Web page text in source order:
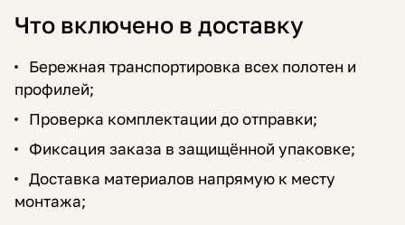
Что включено в доставку
Бережная транспортировка всех полотен и
профилей;
Проверка комплектации до отправки;
Фиксация заказа в защищённой упаковке;
Доставка материалов напрямую к месту
монтажа;